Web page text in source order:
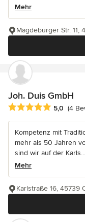
Mehr
Magdeburger Str. 11,
Joh. Duis GmbH
Durchschnittliche
5,0 (4
Kompetenz mit
mehr als 50 Jahren
sind wir auf der Karls...
Mehr
Karlstraße 16, 45739